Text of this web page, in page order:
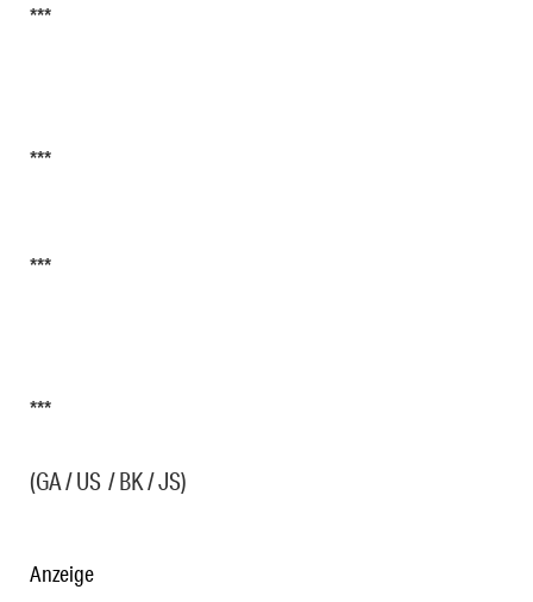
***
***
***
***
(GA / US / BK / JS)
Anzeige